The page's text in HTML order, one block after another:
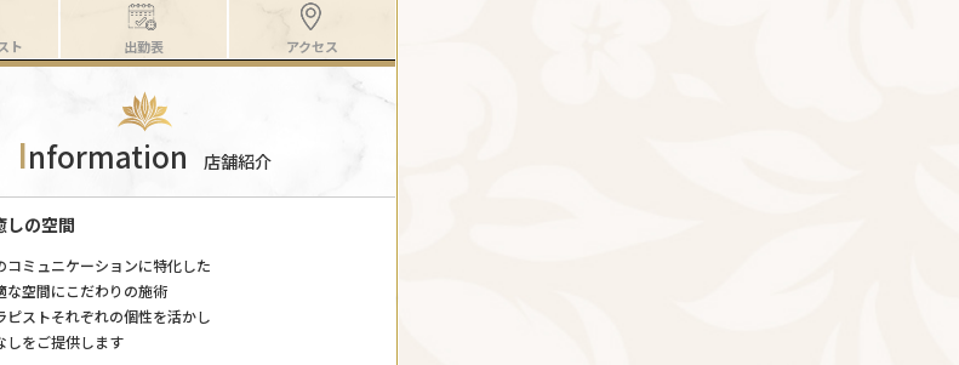
ト 出勤表 アクセス
Information 店舗紹介
しの空間
コミュニケーションに特化した
な空間にこだわりの施術
ピストそれぞれの個性を活かし
しをご提供します